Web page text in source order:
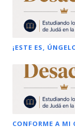
¡ESTE ES,
CONFORME A MI